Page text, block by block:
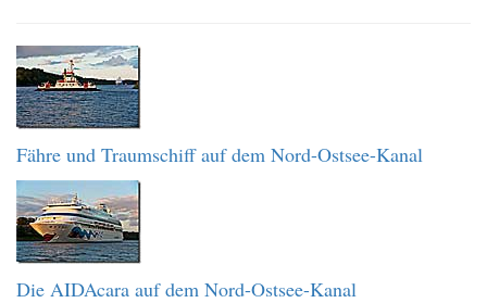
Fähre und Traumschiff auf dem Nord-Ostsee-Kanal
Die AIDAcara auf dem Nord-Ostsee-Kanal